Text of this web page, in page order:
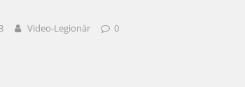
Video-Legionär 0